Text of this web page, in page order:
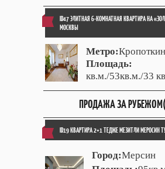
ID47 ЭЛИТНАЯ 6-КОМНАТНАЯ КВАРТИРА НА
МОСКВЫ
Метро:
Площадь:
кв.м./53кв.м./33
ПРОДАЖА ЗА
ID19 КВАРТИРА 2+1 ТЕДЖЕ МЕЗИТЛИ МЕРОСИН
Город:Мерсин